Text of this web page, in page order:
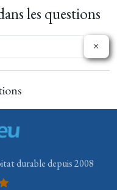
les questions
durable depuis 2008